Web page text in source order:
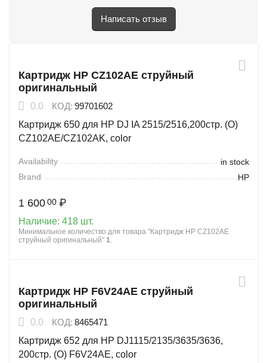
Написать отзыв
Картридж HP CZ102AE струйный
оригинальный
0.0 КОД: 99701602
Картридж 650 для HP DJ IA 2515/2516,200стр. (О)
CZ102AE/CZ102AK, color
Availability
in stock
Brand
HP
1 600 00 ₽
Наличие: 418 шт.
Минимальное количество для товара "Картридж HP CZ102AE
струйный оригинальный" 1.
Картридж HP F6V24AE струйный
оригинальный
0.0 КОД: 8465471
Картридж 652 для HP DJ1115/2135/3635/3636,
200стр. (О) F6V24AE, color